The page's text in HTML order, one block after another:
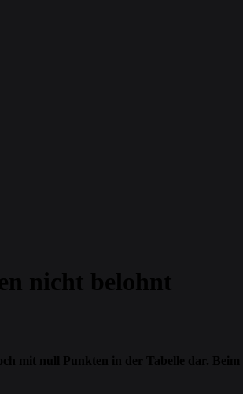
nicht belohnt
mit null Punkten in der Tabelle dar.